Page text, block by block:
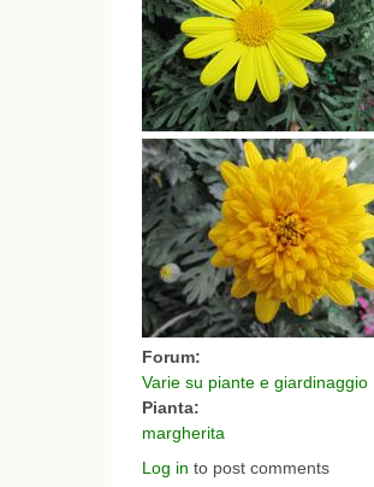
Forum:
Varie su piante e giardinaggio
Pianta:
margherita
Log in to post comments